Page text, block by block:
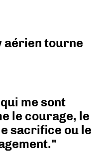
aérien tourne
me sont
le courage, le
sacrifice ou le